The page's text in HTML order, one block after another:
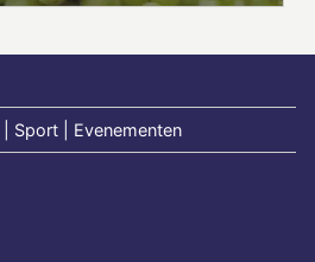
Sport | Evenementen